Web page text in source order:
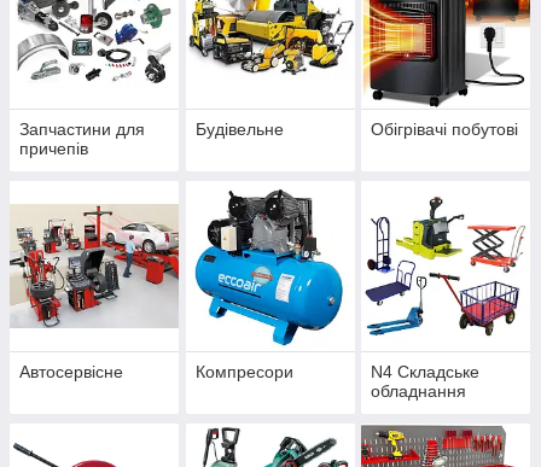
Запчастини для
причепів
Будівельне Обігрівачі побутові
Автосервісне Компресори
N4 Складське
обладнання